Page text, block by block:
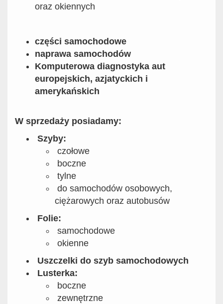
oraz okiennych
części samochodowe
naprawa samochodów
Komputerowa diagnostyka aut
europejskich, azjatyckich i
amerykańskich
W sprzedaży posiadamy:
Szyby:
czołowe
boczne
tylne
do samochodów osobowych,
ciężarowych oraz autobusów
Folie:
samochodowe
okienne
Uszczelki do szyb samochodowych
Lusterka:
boczne
zewnętrzne